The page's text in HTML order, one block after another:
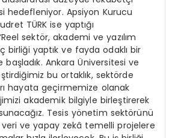
hedefleniyor. Apsiyon Kurucu
TÜRK ise yaptığı
sektör, akademi ve yazılım
birliği yaptık ve fayda odaklı bir
Ankara Üniversitesi ve
bu ortaklık, sektörde
hayata geçirmemize olanak
akademik bilgiyle birleştirerek
Tesis yönetim sektörünü
ve yapay zekâ temelli projelere